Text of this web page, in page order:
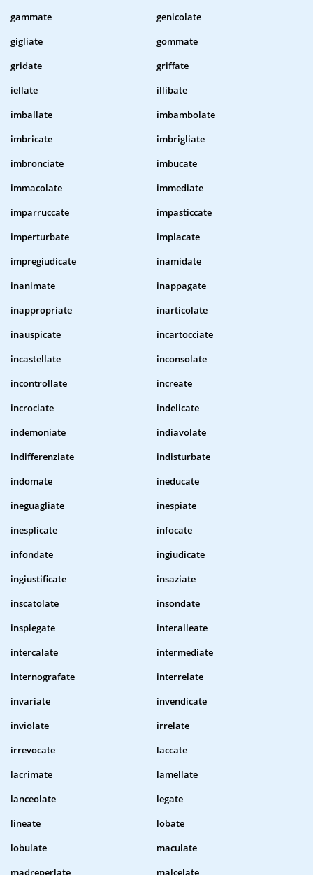
gammate
genicolate
gigliate
gommate
gridate
griffate
iellate
illibate
imballate
imbambolate
imbricate
imbrigliate
imbronciate
imbucate
immacolate
immediate
imparruccate
impasticcate
imperturbate
implacate
impregiudicate
inamidate
inanimate
inappagate
inappropriate
inarticolate
inauspicate
incartocciate
incastellate
inconsolate
incontrollate
increate
incrociate
indelicate
indemoniate
indiavolate
indifferenziate
indisturbate
indomate
ineducate
ineguagliate
inespiate
inesplicate
infocate
infondate
ingiudicate
ingiustificate
insaziate
inscatolate
insondate
inspiegate
interalleate
intercalate
intermediate
internografate
interrelate
invariate
invendicate
inviolate
irrelate
irrevocate
laccate
lacrimate
lamellate
lanceolate
legate
lineate
lobate
lobulate
maculate
madreperlate
malcelate